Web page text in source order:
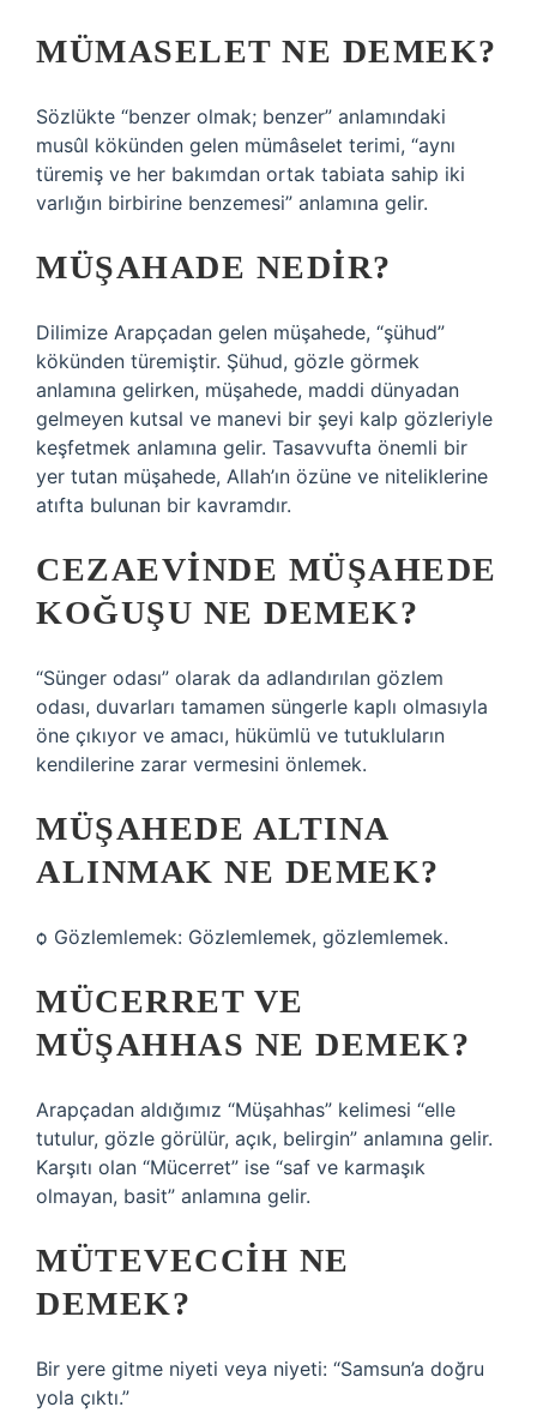
MÜMASELET NE DEMEK?
Sözlükte “benzer olmak; benzer” anlamındaki
musûl kökünden gelen mümâselet terimi, “aynı
türemiş ve her bakımdan ortak tabiata sahip iki
varlığın birbirine benzemesi” anlamına gelir.
MÜŞAHADE NEDIR?
Dilimize Arapçadan gelen müşahede, “şühud”
kökünden türemiştir. Şühud, gözle görmek
anlamına gelirken, müşahede, maddi dünyadan
gelmeyen kutsal ve manevi bir şeyi kalp gözleriyle
keşfetmek anlamına gelir. Tasavvufta önemli bir
yer tutan müşahede, Allah’ın özüne ve niteliklerine
atıfta bulunan bir kavramdır.
CEZAEVINDE MÜŞAHEDE
KOĞUŞU NE DEMEK?
“Sünger odası” olarak da adlandırılan gözlem
odası, duvarları tamamen süngerle kaplı olmasıyla
öne çıkıyor ve amacı, hükümlü ve tutukluların
kendilerine zarar vermesini önlemek.
MÜŞAHEDE ALTINA
ALINMAK NE DEMEK?
ѻ Gözlemlemek: Gözlemlemek, gözlemlemek.
MÜCERRET VE
MÜŞAHHAS NE DEMEK?
Arapçadan aldığımız “Müşahhas” kelimesi “elle
tutulur, gözle görülür, açık, belirgin” anlamına gelir.
Karşıtı olan “Mücerret” ise “saf ve karmaşık
olmayan, basit” anlamına gelir.
MÜTEVECCIH NE
DEMEK?
Bir yere gitme niyeti veya niyeti: “Samsun’a doğru
yola çıktı.”